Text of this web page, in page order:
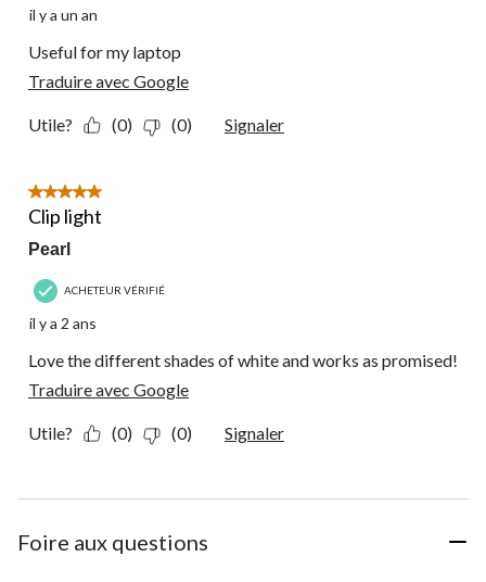
il y a un an
Useful for my laptop
Traduire avec Google
Utile? (0) (0) Signaler
5 étoile(s) sur 5.
Clip light
Pearl
ACHETEUR VÉRIFIÉ
il y a 2 ans
Love the different shades of white and works as promised!
Traduire avec Google
Utile? (0) (0) Signaler
Foire aux questions